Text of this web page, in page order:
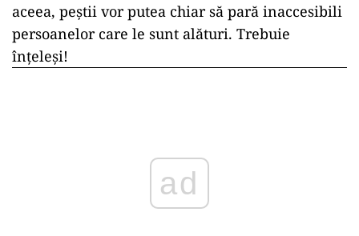
aceea, peștii vor putea chiar să pară inaccesibili
persoanelor care le sunt alături. Trebuie
înțeleși!
ad